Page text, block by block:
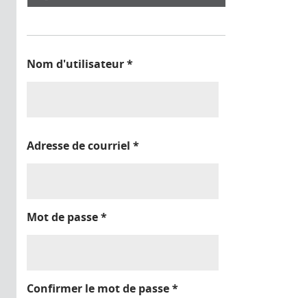
Nom d'utilisateur*
Adresse de courriel *
Mot de passe*
Confirmer le mot de passe*